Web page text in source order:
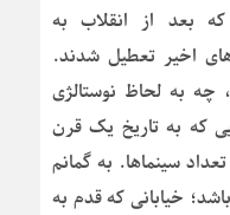
بعد از انقلاب به
اخیر تعطیل شدند.
چه به لحاظ نوستالژی
که به تاریخ یک قرن
سینماها. به گمانم
خیابانی که قدم به